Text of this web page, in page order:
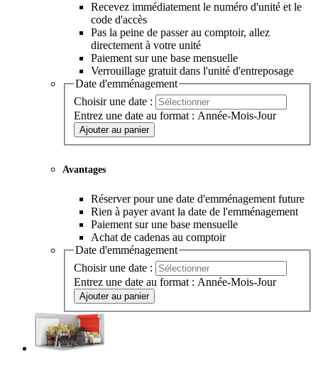
Recevez immédiatement le numéro d'unité et le
code d'accès
Pas la peine de passer au comptoir, allez
directement à votre unité
Paiement sur une base mensuelle
Verrouillage gratuit dans l'unité d'entreposage
Date d'emménagement
Choisir une date :
Entrez une date au format : Année-Mois-Jour
Ajouter au panier
Avantages
Réserver pour une date d'emménagement future
Rien à payer avant la date de l'emménagement
Paiement sur une base mensuelle
Achat de cadenas au comptoir
Date d'emménagement
Choisir une date :
Entrez une date au format : Année-Mois-Jour
Ajouter au panier